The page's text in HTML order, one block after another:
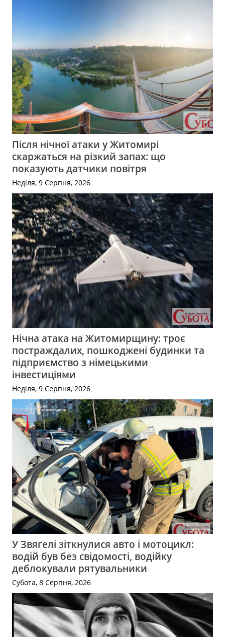
Після нічної атаки у Житомирі
скаржаться на різкий запах: що
показують датчики повітря
Неділя, 9 Серпня, 2026
Нічна атака на Житомирщину: троє
постраждалих, пошкоджені будинки та
підприємство з німецькими
інвестиціями
Неділя, 9 Серпня, 2026
У Звягелі зіткнулися авто і мотоцикл:
водій був без свідомості, водійку
деблокували рятувальники
Субота, 8 Серпня, 2026